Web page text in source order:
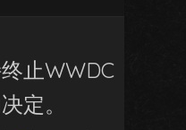
止WWDC
定。